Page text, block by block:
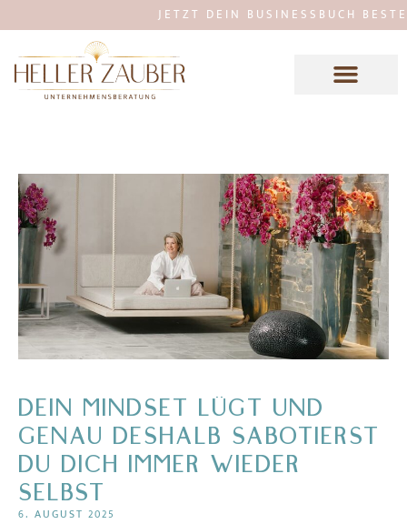
JETZT DEIN BUSINESSBUCH
DEIN MINDSET LÜGT UND
GENAU DESHALB SABOTIERST
DU DICH IMMER WIEDER
SELBST
6. AUGUST 2025